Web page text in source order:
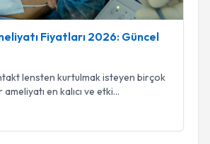
Fiyatları 2026: Güncel
lensten kurtulmak isteyen birçok
en kalıcı ve etki...